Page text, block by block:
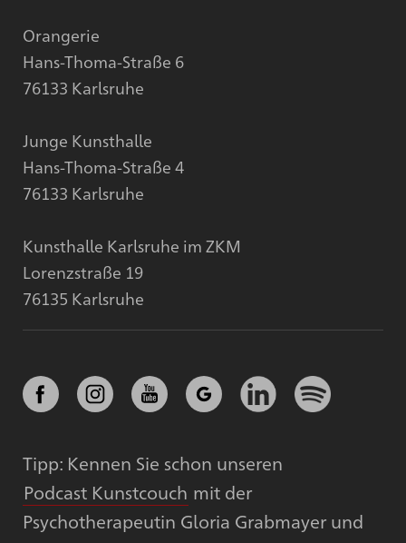
Orangerie
Hans-Thoma-Straße 6
76133 Karlsruhe
Junge Kunsthalle
Hans-Thoma-Straße 4
76133 Karlsruhe
Kunsthalle Karlsruhe im ZKM
Lorenzstraße 19
76135 Karlsruhe
Tipp: Kennen Sie schon unseren
Podcast Kunstcouch mit der
Psychotherapeutin Gloria Grabmayer und